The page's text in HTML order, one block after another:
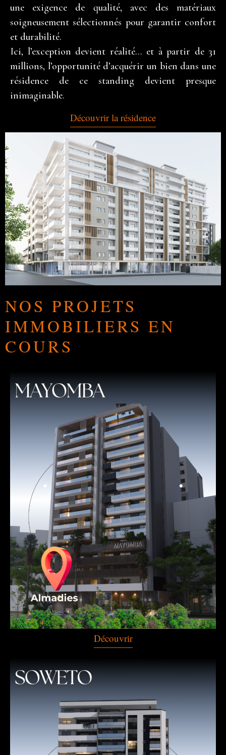
une exigence de qualité, avec des matériaux
soigneusement sélectionnés pour garantir confort
et durabilité.
Ici, l’exception devient réalité… et à partir de 31
millions, l’opportunité d’acquérir un bien dans une
résidence de ce standing devient presque
inimaginable.
Découvrir la résidence
NOS PROJETS
IMMOBILIERS EN
COURS
Découvrir